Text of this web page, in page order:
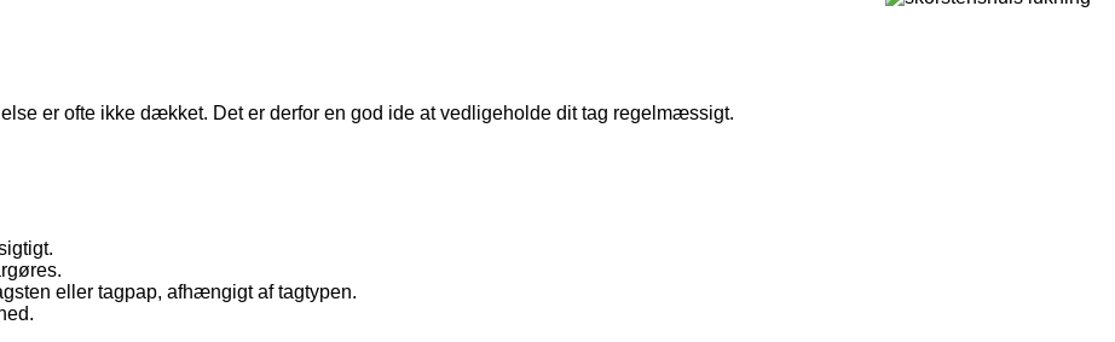
er ofte ikke dækket. Det er derfor en god ide at vedligeholde dit tag regelmæssigt.
eller tagpap, afhængigt af tagtypen.